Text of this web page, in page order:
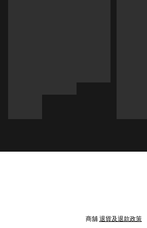
商舖退貨及退款政策